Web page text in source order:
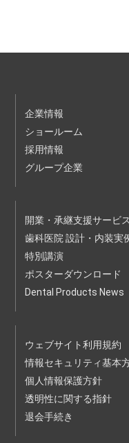
２ 前項の申込はお客様
３ 第１項の受講登録
４ 当社は、お客様の
ウェブサイトに掲載
６ 当社は、以下の各
は、承諾をしない
（２）過去に本規約の
止、本セミナー等利
（３）暴力団、暴力団
標ぼうゴロ、政治
（４）未成年者、被
（５）その他、当社が
合
第３条（受講条件等）
１ 本サービスは、申
２ 受講には、受講者
す。
ーター、利用環境
企業情報
ショールーム
採用情報
グループ企業
開業・承継支援サービス
歯科医院 設計・内装実
特別講演
ポスターダウンロード
Dental Products News
ウェブサイト利用規約
情報セキュリティ基本
個人情報保護方針
透明性に関する指針
退会手続き